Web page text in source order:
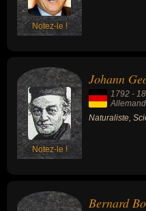
Notez-le !
Notez-le !
1792 -
Allemand
Naturaliste,
Bernard